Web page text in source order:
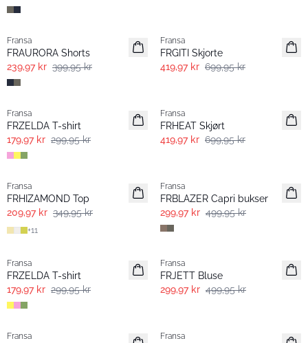
- 40% | Salg
Fransa
FRAURORA Shorts
239,97 kr 399,95 kr
Fransa
FRGITI Skjorte
419,97 kr 699,95 kr
- 40% | Salg
Fransa
FRZELDA T-shirt
179,97 kr 299,95 kr
Fransa
FRHEAT Skjørt
419,97 kr 699,95 kr
- 40% | Salg
Fransa
FRHIZAMOND Top
209,97 kr 349,95 kr
+11
Fransa
FRBLAZER Capri bukser
299,97 kr 499,95 kr
Fransa
FRZELDA T-shirt
179,97 kr 299,95 kr
Fransa
FRJETT Bluse
299,97 kr 499,95 kr
- 40% | Salg
Fransa Fransa